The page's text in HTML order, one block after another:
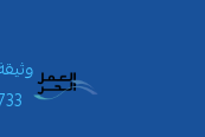
وثيقة